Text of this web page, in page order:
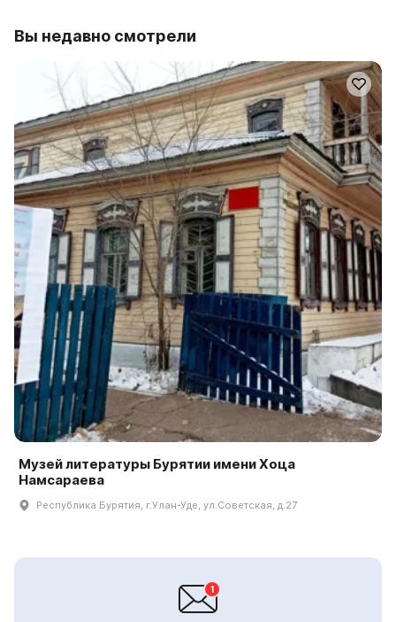
Вы недавно смотрели
Музей литературы Бурятии имени Хоца
Намсараева
Республика Бурятия, г.Улан-Уде, ул.Советская, д.27